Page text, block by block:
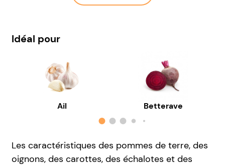
Idéal pour
Ail Betterave
Les caractéristiques des pommes de terre, des
oignons, des carottes, des échalotes et des